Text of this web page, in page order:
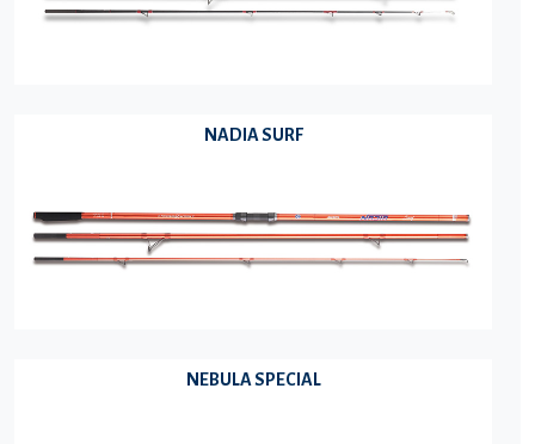
NADIA SURF
NEBULA SPECIAL